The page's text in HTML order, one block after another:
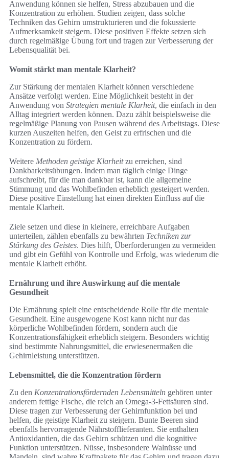
Anwendung können sie helfen, Stress abzubauen und die
Konzentration zu erhöhen. Studien zeigen, dass solche
Techniken das Gehirn umstrukturieren und die fokussierte
Aufmerksamkeit steigern. Diese positiven Effekte setzen sich
durch regelmäßige Übung fort und tragen zur Verbesserung der
Lebensqualität bei.
Womit stärkt man mentale Klarheit?
Zur Stärkung der mentalen Klarheit können verschiedene
Ansätze verfolgt werden. Eine Möglichkeit besteht in der
Anwendung von Strategien mentale Klarheit, die einfach in den
Alltag integriert werden können. Dazu zählt beispielsweise die
regelmäßige Planung von Pausen während des Arbeitstags. Diese
kurzen Auszeiten helfen, den Geist zu erfrischen und die
Konzentration zu fördern.
Weitere Methoden geistige Klarheitzu erreichen, sind
Dankbarkeitsübungen. Indem man täglich einige Dinge
aufschreibt, für die man dankbar ist, kann die allgemeine
Stimmung und das Wohlbefinden erheblich gesteigert werden.
Diese positive Einstellung hat einen direkten Einfluss auf die
mentale Klarheit.
Ziele setzen und diese in kleinere, erreichbare Aufgaben
unterteilen, zählen ebenfalls zu bewährten Techniken zur
Stärkung des Geistes. Dies hilft, Überforderungen zu vermeiden
und gibt ein Gefühl von Kontrolle und Erfolg, was wiederum die
mentale Klarheit erhöht.
Ernährung und ihre Auswirkung auf die mentale
Gesundheit
Die Ernährung spielt eine entscheidende Rolle für die mentale
Gesundheit. Eine ausgewogene Kost kann nicht nur das
körperliche Wohlbefinden fördern, sondern auch die
Konzentrationsfähigkeit erheblich steigern. Besonders wichtig
sind bestimmte Nahrungsmittel, die erwiesenermaßen die
Gehirnleistung unterstützen.
Lebensmittel, die die Konzentration fördern
Zu den Konzentrationsfördernden Lebensmitteln gehören unter
anderem fettige Fische, die reich an Omega-3-Fettsäuren sind.
Diese tragen zur Verbesserung der Gehirnfunktion bei und
helfen, die geistige Klarheit zu steigern. Bunte Beeren sind
ebenfalls hervorragende Nährstofflieferanten. Sie enthalten
Antioxidantien, die das Gehirn schützen und die kognitive
Funktion unterstützen. Nüsse, insbesondere Walnüsse und